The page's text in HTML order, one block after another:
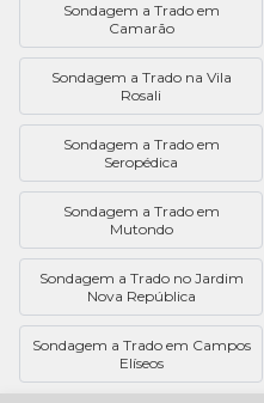
Sondagem a Trado em
Camarão
Sondagem a Trado na Vila
Rosali
Sondagem a Trado em
Seropédica
Sondagem a Trado em
Mutondo
Sondagem a Trado no Jardim
Nova República
Sondagem a Trado em Campos
Elíseos